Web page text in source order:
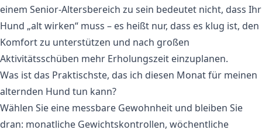
einem Senior-Altersbereich zu sein bedeutet nicht, dass Ihr
Hund „alt wirken“ muss – es heißt nur, dass es klug ist, den
Komfort zu unterstützen und nach großen
Aktivitätsschüben mehr Erholungszeit einzuplanen.
Was ist das Praktischste, das ich diesen Monat für meinen
alternden Hund tun kann?
Wählen Sie eine messbare Gewohnheit und bleiben Sie
dran: monatliche Gewichtskontrollen, wöchentliche